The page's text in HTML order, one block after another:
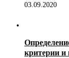
03.09.2020
критерии и